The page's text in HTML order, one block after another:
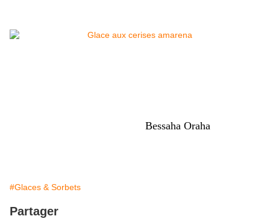
Bessaha Oraha
#Glaces & Sorbets
Partager